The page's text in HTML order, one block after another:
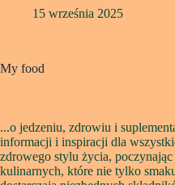
15 września 2025
My food
...o jedzeniu, zdrowiu i
informacji i inspiracji dla
zdrowego stylu życia,
kulinarnych, które nie tylko